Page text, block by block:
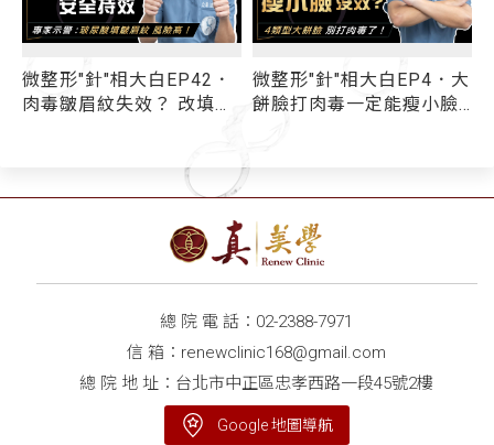
微整形"針"相大白EP42．
肉毒皺眉紋失效？ 改填玻
筋膜回填」安全又持效
微整形"針"相大白EP4．大
餅臉打肉毒一定能瘦小臉
總 院 電 話： 02-2388-7971
信 箱： renewclinic168@gmail.com
總 院 地 址：台北市中正區忠孝西路一段45號2樓
Google 地圖導航